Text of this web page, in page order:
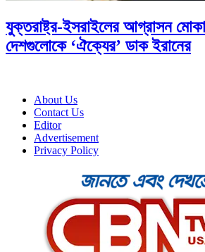
যুক্তরাষ্ট্র-ইসরাইলের আগ্রাসন
দেশগুলোকে ‘ঐক্যের’ ডাক ইরানের
About Us
Contact Us
Editor
Advertisement
Privacy Policy